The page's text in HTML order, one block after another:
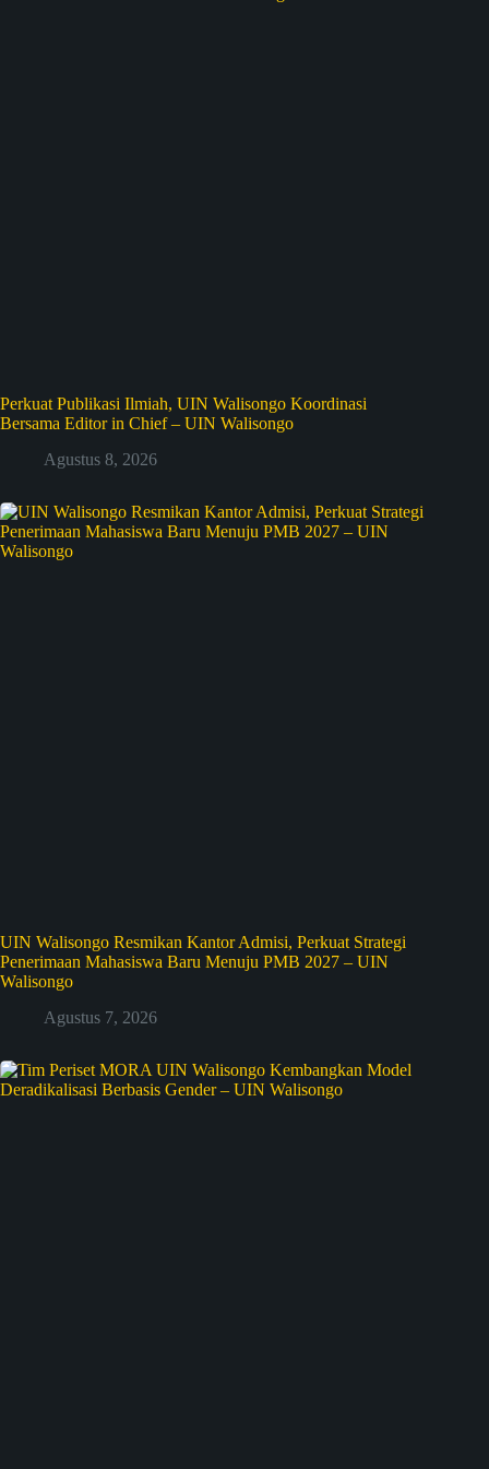
Perkuat Publikasi Ilmiah, UIN Walisongo Koordinasi
Bersama Editor in Chief – UIN Walisongo
Agustus 8, 2026
UIN Walisongo Resmikan Kantor Admisi, Perkuat Strategi
Penerimaan Mahasiswa Baru Menuju PMB 2027 – UIN
Walisongo
Agustus 7, 2026